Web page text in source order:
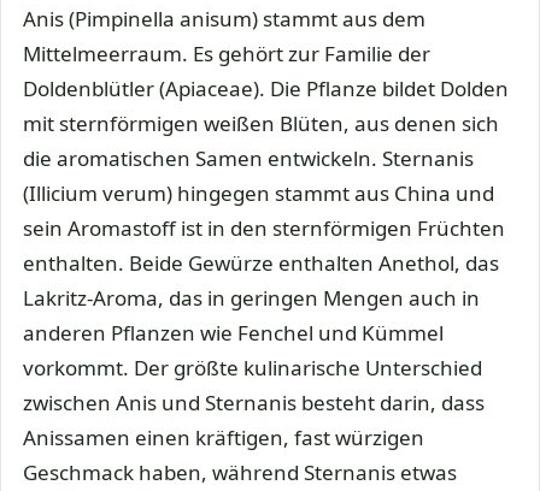
Anis (Pimpinella anisum) stammt aus dem
Mittelmeerraum. Es gehört zur Familie der
Doldenblütler (Apiaceae). Die Pflanze bildet Dolden
mit sternförmigen weißen Blüten, aus denen sich
die aromatischen Samen entwickeln. Sternanis
(Illicium verum) hingegen stammt aus China und
sein Aromastoff ist in den sternförmigen Früchten
enthalten. Beide Gewürze enthalten Anethol, das
Lakritz-Aroma, das in geringen Mengen auch in
anderen Pflanzen wie Fenchel und Kümmel
vorkommt. Der größte kulinarische Unterschied
zwischen Anis und Sternanis besteht darin, dass
Anissamen einen kräftigen, fast würzigen
Geschmack haben, während Sternanis etwas